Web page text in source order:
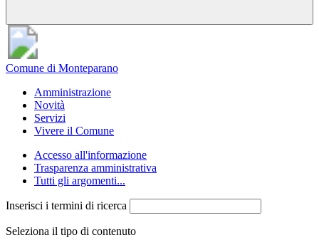
Comune di Monteparano
Amministrazione
Novità
Servizi
Vivere il Comune
Accesso all'informazione
Trasparenza amministrativa
Tutti gli argomenti...
Inserisci i termini di ricerca
Seleziona il tipo di contenuto